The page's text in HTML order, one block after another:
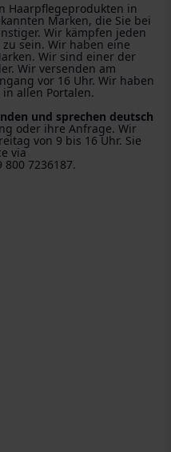
Haarpflegeprodukten in
Marken, die Sie bei
Wir kämpfen jeden
sein. Wir haben eine
Wir sind einer der
Wir versenden am
vor 16 Uhr. Wir haben
allen Portalen.
und sprechen deutsch
oder ihre Anfrage. Wir
von 9 bis 16 Uhr. Sie
via
7236187.